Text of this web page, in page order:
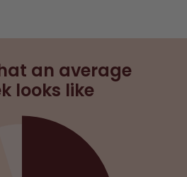
an average
looks like